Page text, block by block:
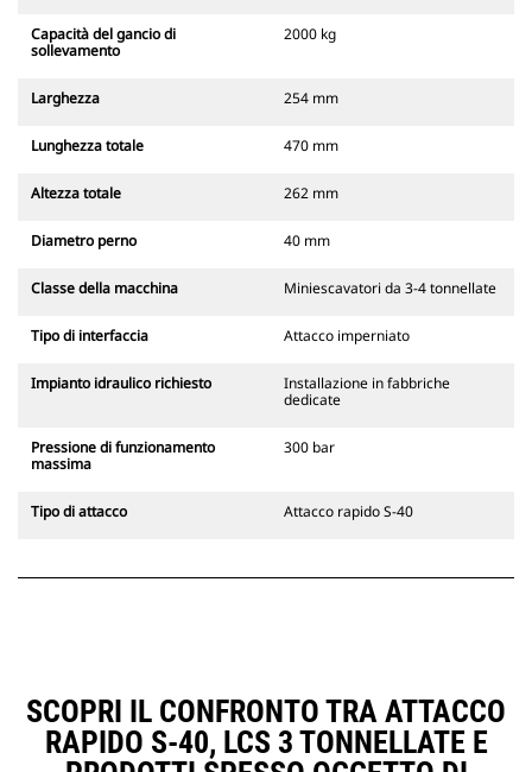
Capacità del gancio di
sollevamento
2000 kg
Larghezza 254 mm
Lunghezza totale 470 mm
Altezza totale 262 mm
Diametro perno 40 mm
Classe della macchina Miniescavatori da 3-4 tonnellate
Tipo di interfaccia Attacco imperniato
Impianto idraulico richiesto
Installazione in fabbriche
dedicate
Pressione di funzionamento
massima
300 bar
Tipo di attacco Attacco rapido S-40
SCOPRI IL CONFRONTO TRA ATTACCO
RAPIDO S-40, LCS 3 TONNELLATE E